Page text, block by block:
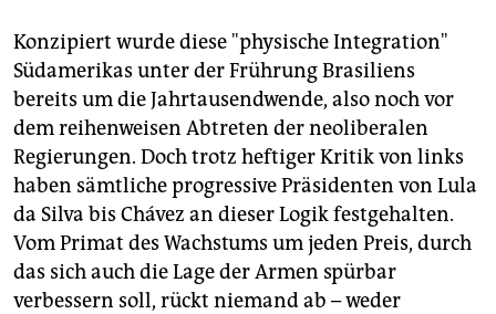
Konzipiert wurde diese "physische Integration"
Südamerikas unter der Frührung Brasiliens
bereits um die Jahrtausendwende, also noch vor
dem reihenweisen Abtreten der neoliberalen
Regierungen. Doch trotz heftiger Kritik von links
haben sämtliche progressive Präsidenten von Lula
da Silva bis Chávez an dieser Logik festgehalten.
Vom Primat des Wachstums um jeden Preis, durch
das sich auch die Lage der Armen spürbar
verbessern soll, rückt niemand ab – weder